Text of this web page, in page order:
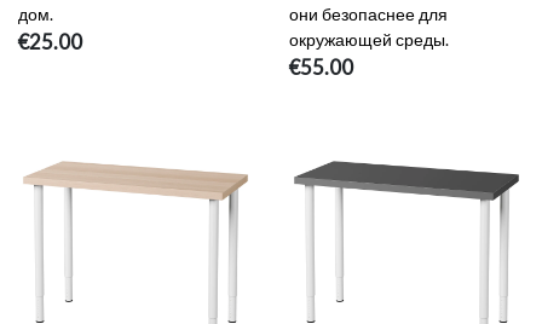
дом.
€25.00
они безопаснее для
окружающей среды.
€55.00